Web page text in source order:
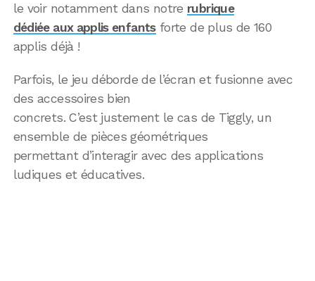
le voir notamment dans notre rubrique
dédiée aux applis enfantsforte de plus de 160
applis déjà !
Parfois, le jeu déborde de l’écran et fusionne avec
des accessoires bien
concrets. C’est justement le cas de Tiggly, un
ensemble de pièces géométriques
permettant d’interagir avec des applications
ludiques et éducatives.